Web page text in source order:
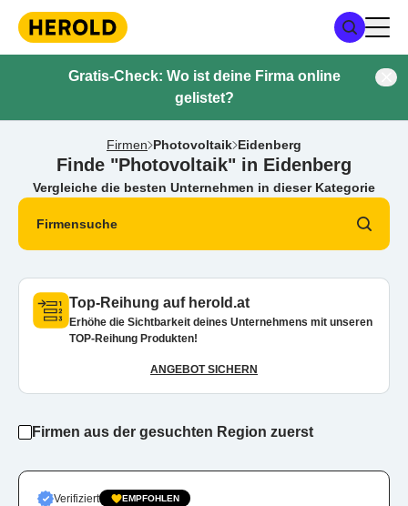
Gratis-Check: Wo ist deine Firma online
gelistet?
Firmen Photovoltaik Eidenberg
Finde "Photovoltaik" in Eidenberg
Vergleiche die besten Unternehmen in dieser Kategorie
Firmensuche
Top-Reihung auf herold.at
Erhöhe die Sichtbarkeit deines Unternehmens mit unseren
TOP-Reihung Produkten!
ANGEBOT SICHERN
Firmen aus der gesuchten Region zuerst
Verifiziert EMPFOHLEN